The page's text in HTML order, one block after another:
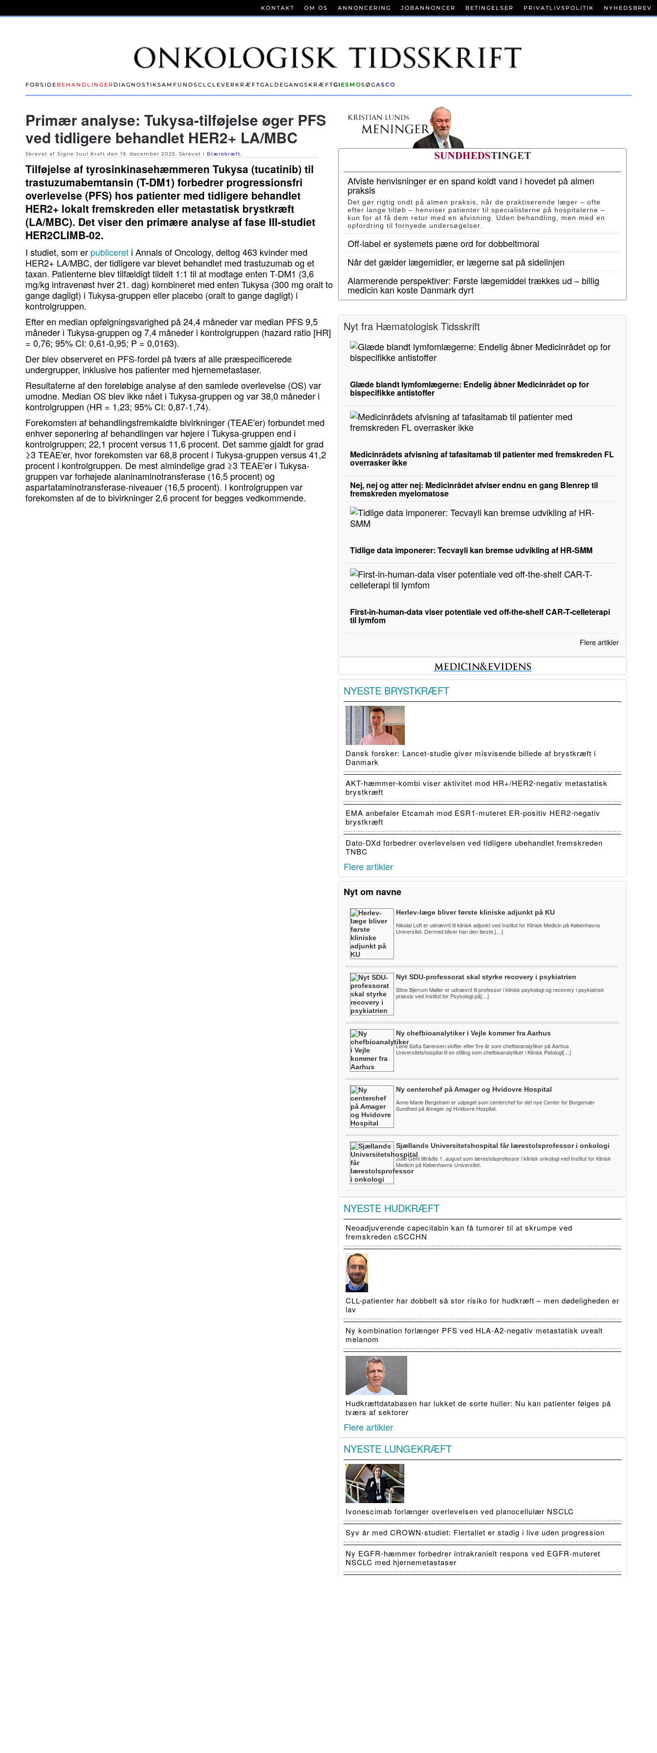
Skip to main content
FORSIDE BEHANDLINGER DIAGNOSTIKSAMFUNDSCLC LEVERKRÆFTGALDEGANGSKRÆFTGI ESMOSØGASCO
KONTAKT OM OS ANNONCERING JOBANNONCER BETINGELSER PRIVATLIVSPOLITIK NYHEDSBREV
Primær analyse: Tukysa-tilføjelse øger PFS
ved tidligere behandlet HER2+ LA/MBC
Skrevet af Signe Juul Kraft den 19. december 2025. Skrevet i Blærekræft.
Tilføjelse af ​​tyrosinkinasehæmmeren Tukysa (tucatinib) til
trastuzumabemtansin (T-DM1) forbedrer progressionsfri
overlevelse (PFS) hos patienter med tidligere behandlet
HER2+ lokalt fremskreden eller metastatisk brystkræft
(LA/MBC). Det viser den primære analyse af fase III-studiet
HER2CLIMB-02.
I studiet, som er publiceret i Annals of Oncology, deltog 463 kvinder med
HER2+ LA/MBC, der tidligere var blevet behandlet med trastuzumab og et
taxan. Patienterne blev tilfældigt tildelt 1:1 til at modtage enten T-DM1 (3,6
mg/kg intravenøst ​​hver 21. dag) kombineret med enten Tukysa (300 mg oralt to
gange dagligt) i Tukysa-gruppen eller placebo (oralt to gange dagligt) i
kontrolgruppen.
Efter en median opfølgningsvarighed på 24,4 måneder var median PFS 9,5
måneder i Tukysa-gruppen og 7,4 måneder i kontrolgruppen (hazard ratio [HR]
= 0,76; 95% CI: 0,61-0,95; P = 0,0163).
Der blev observeret en PFS-fordel på tværs af alle præspecificerede
undergrupper, inklusive hos patienter med hjernemetastaser.
Resultaterne af den foreløbige analyse af den samlede overlevelse (OS) var
umodne. Median OS blev ikke nået i Tukysa-gruppen og var 38,0 måneder i
kontrolgruppen (HR = 1,23; 95% CI: 0,87-1,74).
Forekomsten af ​​behandlingsfremkaldte bivirkninger (TEAE'er) forbundet med
enhver seponering af behandlingen var højere i Tukysa-gruppen end i
kontrolgruppen; 22,1 procent versus 11,6 procent. Det samme gjaldt for grad
≥3 TEAE'er, hvor forekomsten var 68,8 procent i Tukysa-gruppen versus 41,2
procent i kontrolgruppen. De mest almindelige grad ≥3 TEAE'er i Tukysa-
gruppen var forhøjede alaninaminotransferase (16,5 procent) og
aspartataminotransferase-niveauer (16,5 procent). I kontrolgruppen var
forekomsten af de to bivirkninger 2,6 procent for begges vedkommende.
Afviste henvisninger er en spand koldt vand i hovedet på almen
praksis
Det gør rigtig ondt på almen praksis, når de praktiserende læger – ofte
efter lange tilløb – henviser patienter til specialisterne på hospitalerne –
kun for at få dem retur med en afvisning. Uden behandling, men med en
opfordring til fornyede undersøgelser.
Off-label er systemets pæne ord for dobbeltmoral
Når det gælder lægemidler, er lægerne sat på sidelinjen
Alarmerende perspektiver: Første lægemiddel trækkes ud – billig
medicin kan koste Danmark dyrt
Nyt fra Hæmatologisk Tidsskrift
Glæde blandt lymfomlægerne: Endelig åbner Medicinrådet op for
bispecifikke antistoffer
Medicinrådets afvisning af tafasitamab til patienter med fremskreden FL
overrasker ikke
Nej, nej og atter nej: Medicinrådet afviser endnu en gang Blenrep til
fremskreden myelomatose
Tidlige data imponerer: Tecvayli kan bremse udvikling af HR-SMM
First-in-human-data viser potentiale ved off-the-shelf CAR-T-celleterapi
til lymfom
Flere artikler
NYESTE BRYSTKRÆFT
Dansk forsker: Lancet-studie giver misvisende billede af brystkræft i
Danmark
AKT-hæmmer-kombi viser aktivitet mod HR+/HER2-negativ metastatisk
brystkræft
EMA anbefaler Etcamah mod ESR1-muteret ER-positiv HER2-negativ
brystkræft
Dato-DXd forbedrer overlevelsen ved tidligere ubehandlet fremskreden
TNBC
Flere artikler
Nyt om navne
Herlev-læge bliver første kliniske adjunkt på KU
Nikolai Loft er udnævnt til klinisk adjunkt ved Institut for Klinisk Medicin på Københavns
Universitet. Dermed bliver han den første,[…]
Nyt SDU-professorat skal styrke recovery i psykiatrien
Stine Bjerrum Møller er udnævnt til professor i klinisk psykologi og recovery i psykiatrisk
praksis ved Institut for Psykologi på[…]
Ny chefbioanalytiker i Vejle kommer fra Aarhus
Lene Sofia Sørensen skifter efter fire år som chefbioanalytiker på Aarhus
Universitetshospital til en stilling som chefbioanalytiker i Klinisk Patologi[…]
Ny centerchef på Amager og Hvidovre Hospital
Anne-Marie Bergstrøm er udpeget som centerchef for det nye Center for Borgernær
Sundhed på Amager og Hvidovre Hospital.
Sjællands Universitetshospital får lærestolsprofessor i onkologi
Julie Gehl tiltrådte 1. august som lærestolsprofessor i klinisk onkologi ved Institut for Klinisk
Medicin på Københavns Universitet.
NYESTE HUDKRÆFT
Neoadjuverende capecitabin kan få tumorer til at skrumpe ved
fremskreden cSCCHN
CLL-patienter har dobbelt så stor risiko for hudkræft – men dødeligheden er
lav
Ny kombination forlænger PFS ved HLA-A2-negativ metastatisk uvealt
melanom
Hudkræftdatabasen har lukket de sorte huller: Nu kan patienter følges på
tværs af sektorer
Flere artikler
NYESTE LUNGEKRÆFT
Ivonescimab forlænger overlevelsen ved planocellulær NSCLC
Syv år med CROWN-studiet: Flertallet er stadig i live uden progression
Ny EGFR-hæmmer forbedrer intrakranielt respons ved EGFR-muteret
NSCLC med hjernemetastaser